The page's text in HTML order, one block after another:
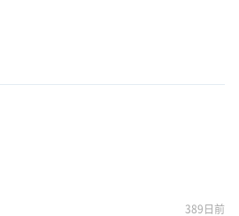
389日前